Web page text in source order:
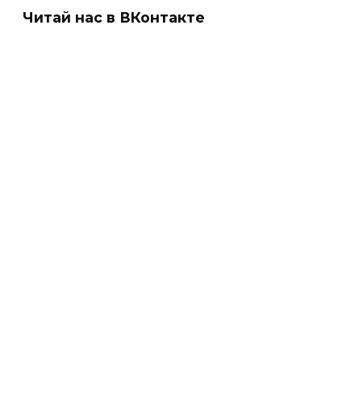
Читай нас в ВКонтакте